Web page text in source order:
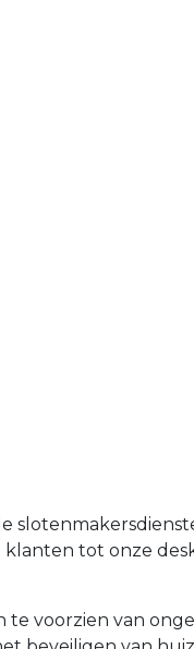
tot onze
te voorzien van